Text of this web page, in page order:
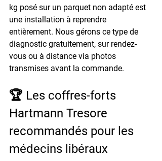
kg posé sur un parquet non adapté est
une installation à reprendre
entièrement. Nous gérons ce type de
diagnostic gratuitement, sur rendez-
vous ou à distance via photos
transmises avant la commande.
🏆 Les coffres-forts
Hartmann Tresore
recommandés pour les
médecins libéraux